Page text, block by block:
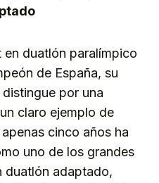
en duatlón paralímpico
de España, su
por una
claro ejemplo de
cinco años ha
uno de los grandes
duatlón adaptado,